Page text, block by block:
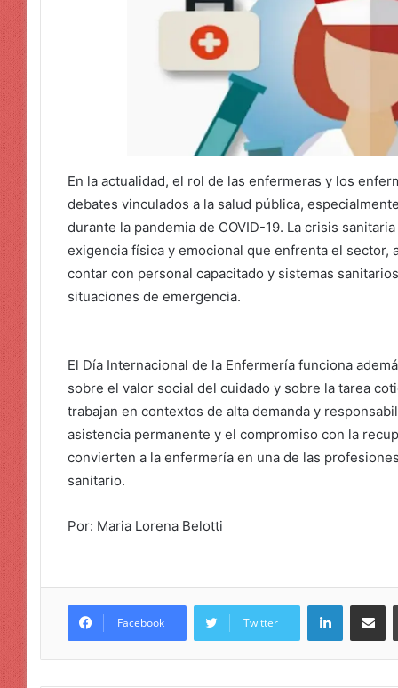
En la actualidad, el rol de las enfermeras y los
debates vinculados a la salud pública,
durante la pandemia de COVID-19. La crisis
exigencia física y emocional que enfrenta el sector,
contar con personal capacitado y sistemas
situaciones de emergencia.
El Día Internacional de la Enfermería funciona
sobre el valor social del cuidado y sobre la tarea
trabajan en contextos de alta demanda y
asistencia permanente y el compromiso con la
convierten a la enfermería en una de las
sanitario.
Por: Maria Lorena Belotti
Facebook Twitter
LinkedIn